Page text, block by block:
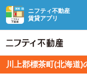
ニフティ不動産
賃貸アプリ
川上郡標茶町(北海道